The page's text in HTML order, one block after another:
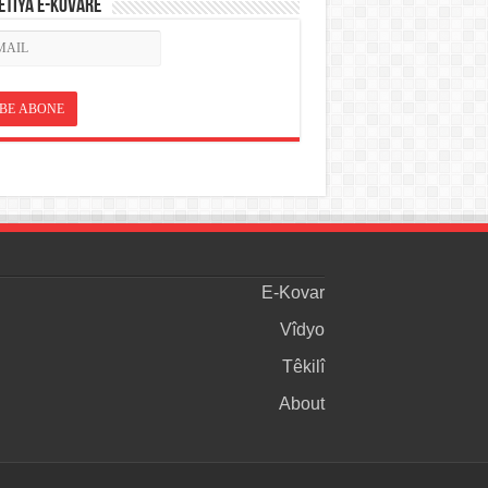
E-KOVARÊ
E-Kovar
Vîdyo
Têkilî
About